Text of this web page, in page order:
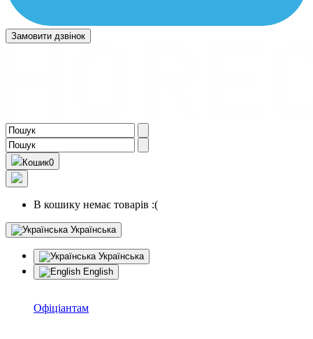
Замовити дзвінок
Кошик0
В кошику немає товарів :(
Українська
Українська
English
Офіціантам